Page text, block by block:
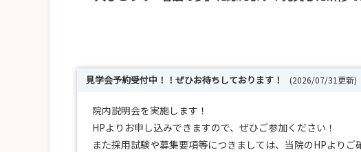
見学会予約受付中！！ぜひお待ちしております！ (2026/07/31更新)
院内説明会を実施します！
HPよりお申し込みできますので、ぜひご参加ください！
また採用試験や募集要項等につきましては、当院のHPよりご